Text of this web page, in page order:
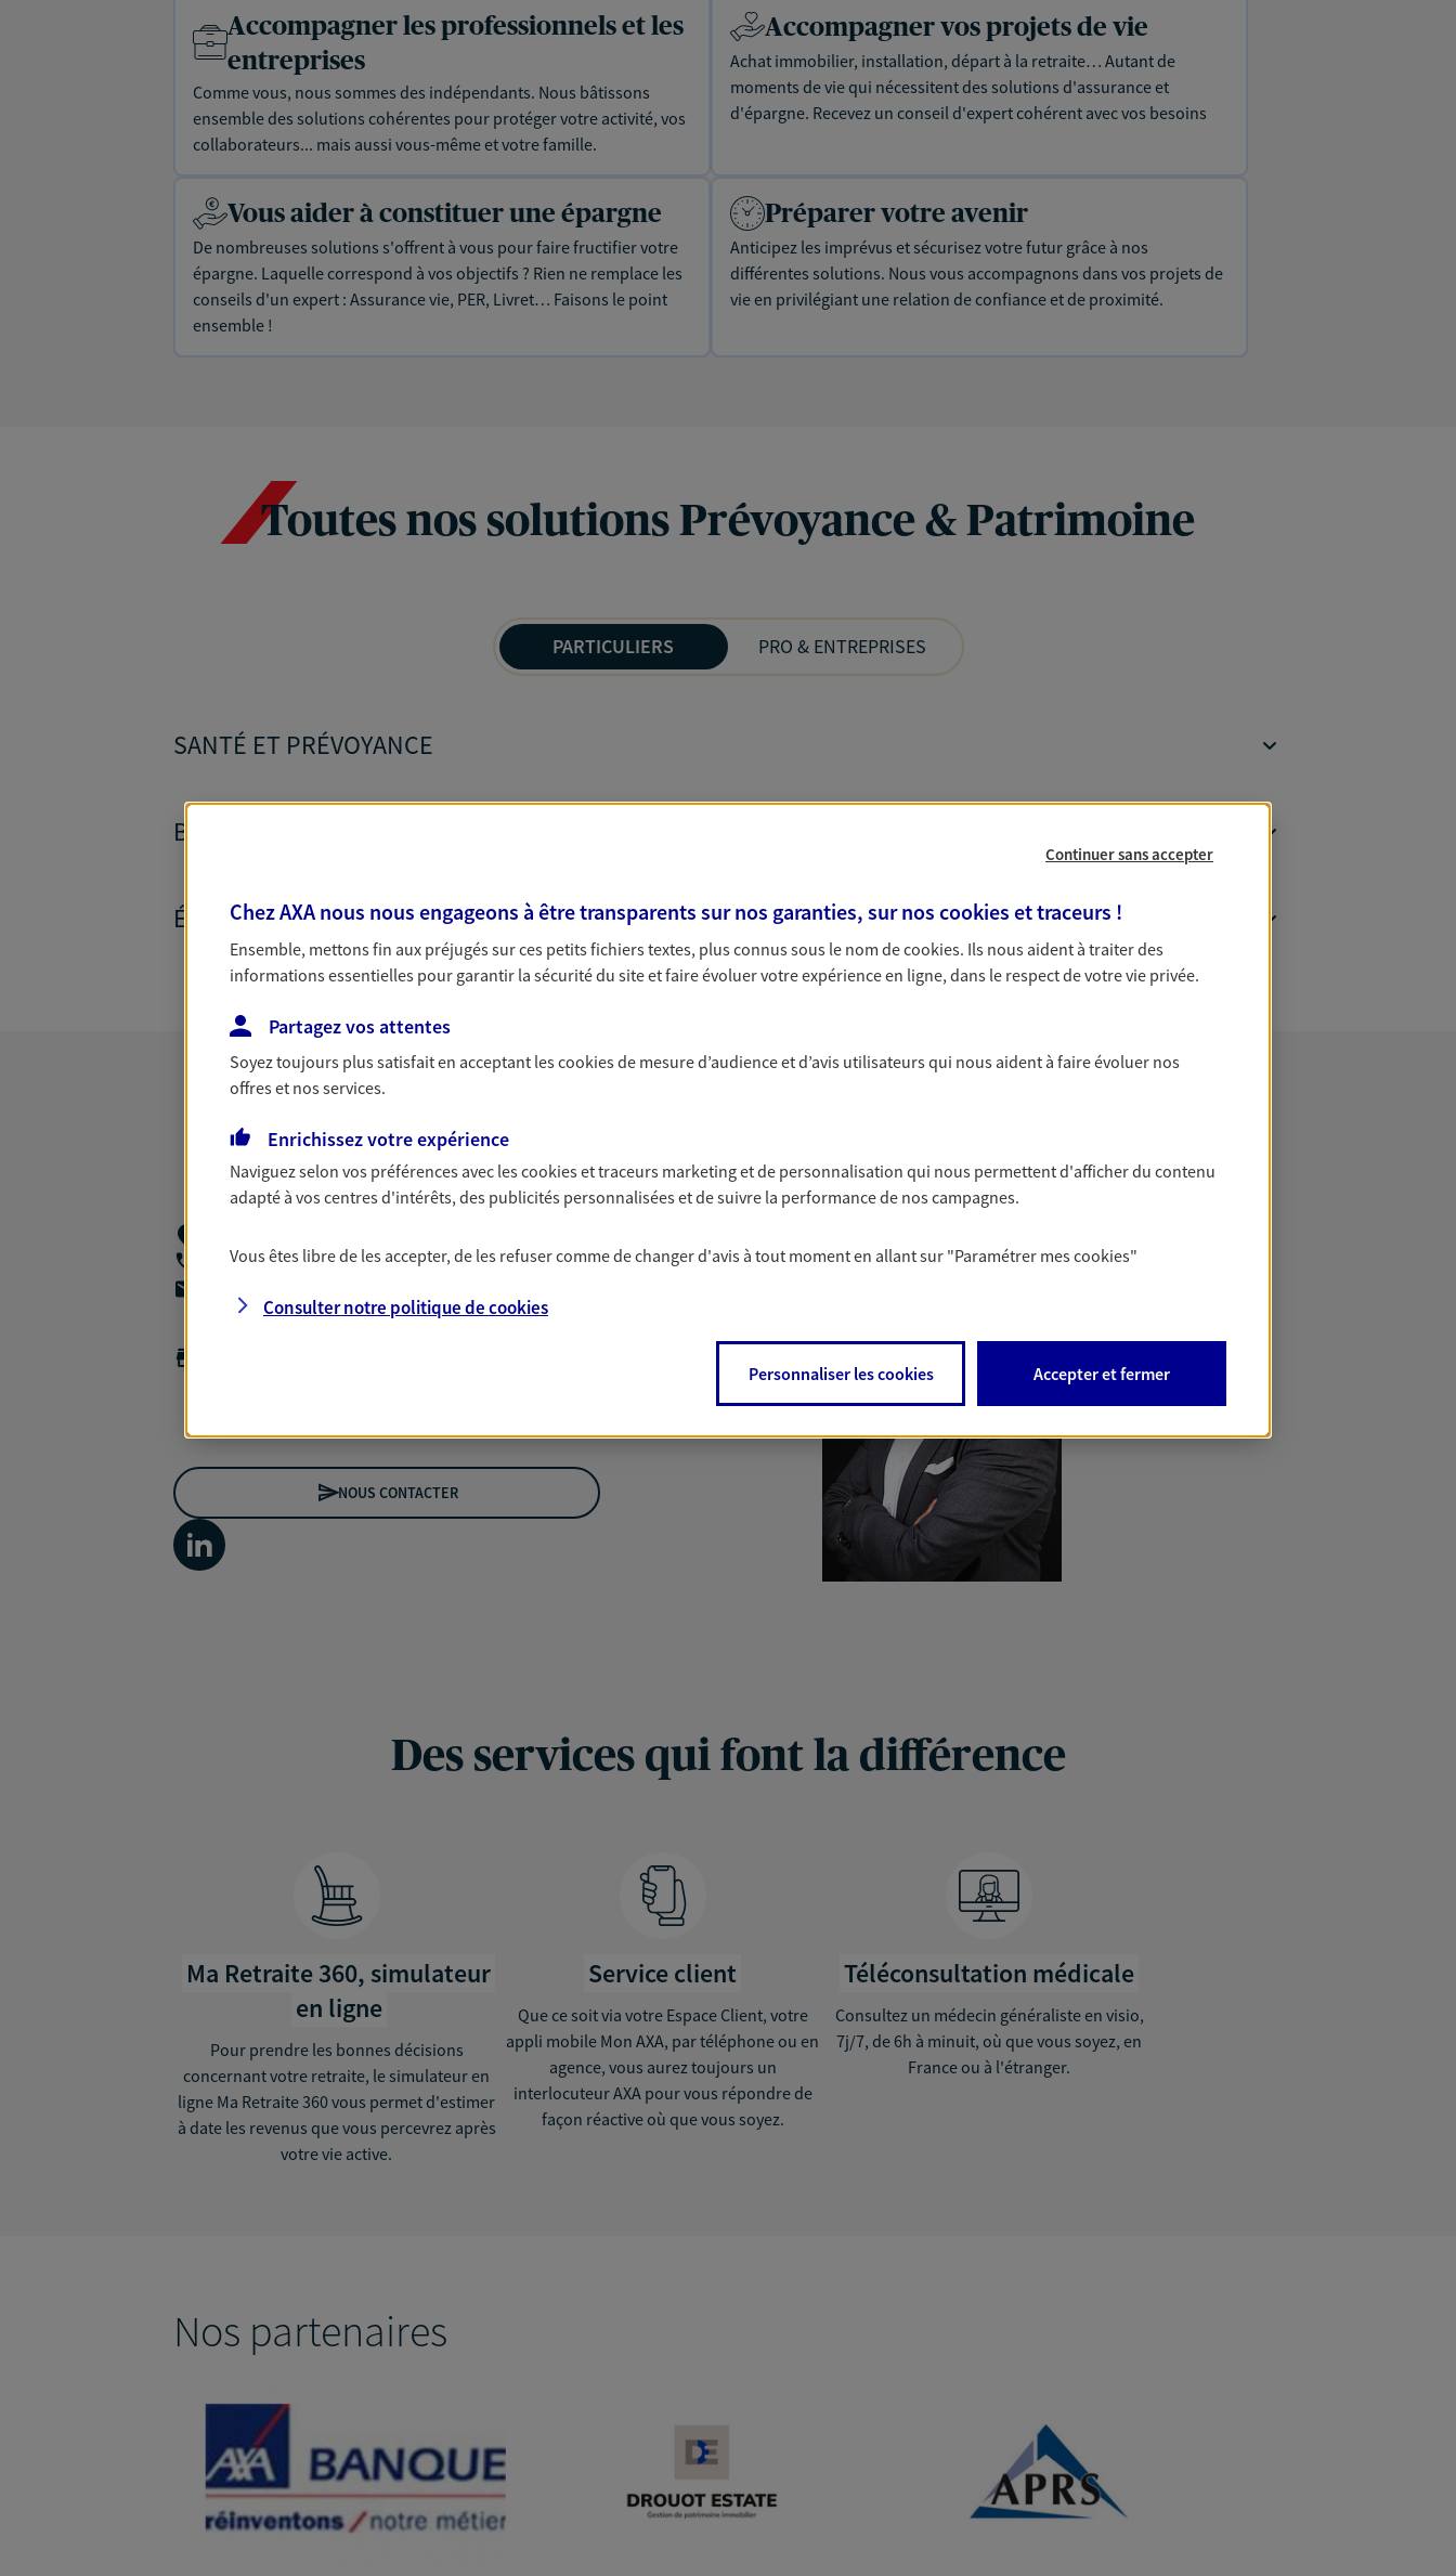
Accompagner les professionnels et les
entreprises
Comme vous, nous sommes des indépendants. Nous bâtissons
ensemble des solutions cohérentes pour protéger votre activité, vos
collaborateurs... mais aussi vous-même et votre famille.
Accompagner vos projets de vie
Achat immobilier, installation, départ à la retraite… Autant de
moments de vie qui nécessitent des solutions d'assurance et
d'épargne. Recevez un conseil d'expert cohérent avec vos besoins
Vous aider à constituer une épargne
De nombreuses solutions s'offrent à vous pour faire fructifier votre
épargne. Laquelle correspond à vos objectifs ? Rien ne remplace les
conseils d'un expert : Assurance vie, PER, Livret… Faisons le point
ensemble !
Préparer votre avenir
Anticipez les imprévus et sécurisez votre futur grâce à nos
différentes solutions. Nous vous accompagnons dans vos projets de
vie en privilégiant une relation de confiance et de proximité.
Toutes nos solutions Prévoyance & Patrimoine
PARTICULIERS PRO & ENTREPRISES
SANTÉ ET PRÉVOYANCE
BANQUE ET CRÉDITS
ÉPARGNE ET RETRAITE
06 03 24 89 99
NOUS CONTACTER
Des services qui font la différence
Ma Retraite 360, simulateur
en ligne
Pour prendre les bonnes décisions
concernant votre retraite, le simulateur en
ligne Ma Retraite 360 vous permet d'estimer
à date les revenus que vous percevrez après
votre vie active.
Service client
Que ce soit via votre Espace Client, votre
appli mobile Mon AXA, par téléphone ou en
agence, vous aurez toujours un
interlocuteur AXA pour vous répondre de
façon réactive où que vous soyez.
Téléconsultation médicale
Consultez un médecin généraliste en visio,
7j/7, de 6h à minuit, où que vous soyez, en
France ou à l'étranger.
Nos partenaires
Continuer sans accepter
Chez AXA nous nous engageons à être transparents sur nos garanties, sur nos cookies et traceurs !
Ensemble, mettons fin aux préjugés sur ces petits fichiers textes, plus connus sous le nom decookies. Ils nous aident à traiter des
informations essentielles pour garantir la sécurité du site et faire évoluer votre expérience en ligne, dans le respect de votre vie privée.
Partagez vos attentes
Soyez toujours plus satisfait en acceptant lescookiesde mesure d’audience et d’avis utilisateurs qui nous aident à faire évoluer nos
offres et nos services.
Enrichissez votre expérience
Naviguez selon vos préférences avec lescookies et traceurs marketing et de personnalisation qui nous permettent d'afficher du contenu
adapté à vos centres d'intérêts, des publicités personnalisées et de suivre la performance de nos campagnes.
Vous êtes libre de les accepter, de les refuser comme de changer d'avis à tout moment en allant sur "Paramétrer mescookies"
Consulter notre politique decookies
Personnaliser les cookies Accepter et fermer